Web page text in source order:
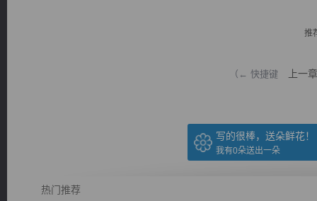
推
（← 快捷键 上一章
写的很棒，送朵鲜花！
我有0朵送出一朵
热门推荐